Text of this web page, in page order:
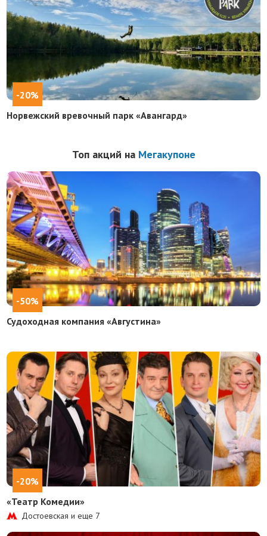
-20%
Норвежский вревочный парк «Aвангард»
Топ акций на Мегакупоне
-50%
Судоходная компания «Августина»
-20%
«Театр Комедии»
Достоевская и еще 7